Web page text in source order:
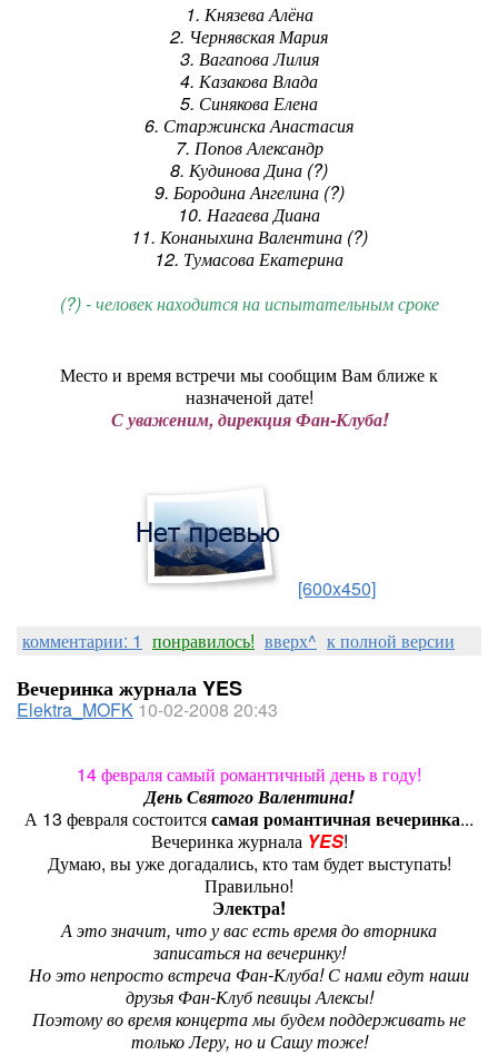
1. Князева Алёна
2. Чернявская Мария
3. Вагапова Лилия
4. Казакова Влада
5. Синякова Елена
6. Старжинска Анастасия
7. Попов Александр
8. Кудинова Дина (?)
9. Бородина Ангелина (?)
10. Нагаева Диана
11. Конаныхина Валентина (?)
12. Тумасова Екатерина
(?) - человек находится на испытательным сроке
Место и время встречи мы сообщим Вам ближе к
назначеной дате!
С уваженим, дирекция Фан-Клуба!
[600x450]
комментарии: 1 понравилось! вверх^ к полной версии
Вечеринка журнала YES
Elektra_MOFK 10-02-2008 20:43
14 февраля самый романтичный день в году!
День Святого Валентина!
А 13 февраля состоитсясамая романтичная вечеринка...
Вечеринка журнала YES!
Думаю, вы уже догадались, кто там будет выступать!
Правильно!
Электра!
А это значит, что у вас есть время до вторника
записаться на вечеринку!
Но это непросто встреча Фан-Клуба! С нами едут наши
друзья Фан-Клуб певицы Алексы!
Поэтому во время концерта мы будем поддерживать не
только Леру, но и Сашу тоже!